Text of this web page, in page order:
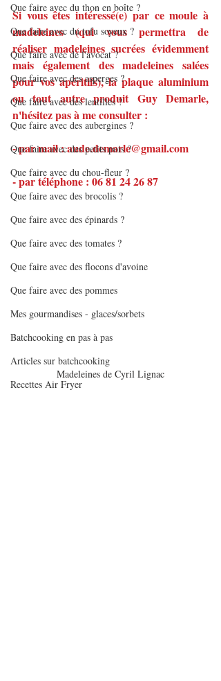
Que faire avec du thon en boîte ?
Que faire avec du tofu soyeux ?
Que faire avec de l'avocat ?
Que faire avec des asperges ?
Que faire avec des lentilles ?
Que faire avec des aubergines ?
Que faire avec des petits pois ?
Que faire avec du chou-fleur ?
Que faire avec des brocolis ?
Que faire avec des épinards ?
Que faire avec des tomates ?
Que faire avec des flocons d'avoine
Que faire avec des pommes
Mes gourmandises - glaces/sorbets
Batchcooking en pas à pas
Articles sur batchcooking
Recettes Air Fryer
Si vous êtes intéressé(e) par ce moule à
madeleines (qui vous permettra de
réaliser madeleines sucrées évidemment
mais également des madeleines salées
pour vos apéritifs), la plaque aluminium
ou tout autre produit Guy Demarle,
n'hésitez pas à me consulter :
- par mail : aude.demarle@gmail.com
- par téléphone : 06 81 24 26 87
Madeleines de Cyril Lignac